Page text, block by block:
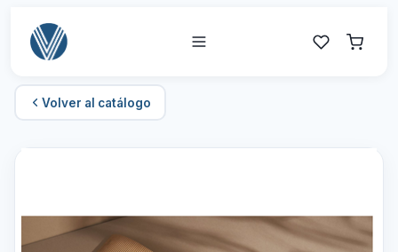
Volver al catálogo